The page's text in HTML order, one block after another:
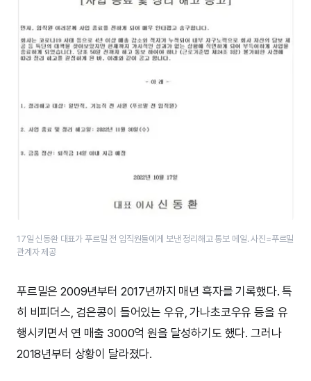
17일 신동환 대표가 푸르밀 전 임직원들에게 보낸 정리해고 통보 메일. 사진=푸르밀
관계자 제공
푸르밀은 2009년부터 2017년까지 매년 흑자를 기록했다. 특
히 비피더스, 검은콩이 들어있는 우유, 가나초코우유 등을 유
행시키면서 연 매출 3000억 원을 달성하기도 했다. 그러나
2018년부터 상황이 달라졌다.